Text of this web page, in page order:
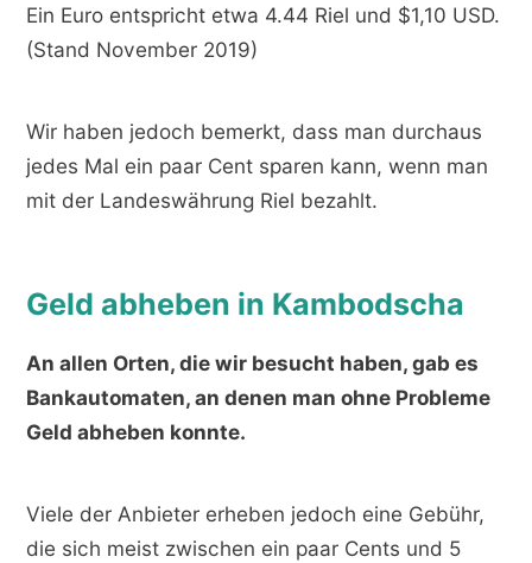
Ein Euro entspricht etwa 4.44 Riel und $1,10 USD.
(Stand November 2019)
Wir haben jedoch bemerkt, dass man durchaus
jedes Mal ein paar Cent sparen kann, wenn man
mit der Landeswährung Riel bezahlt.
Geld abheben in Kambodscha
An allen Orten, die wir besucht haben, gab es
Bankautomaten, an denen man ohne Probleme
Geld abheben konnte.
Viele der Anbieter erheben jedoch eine Gebühr,
die sich meist zwischen ein paar Cents und 5